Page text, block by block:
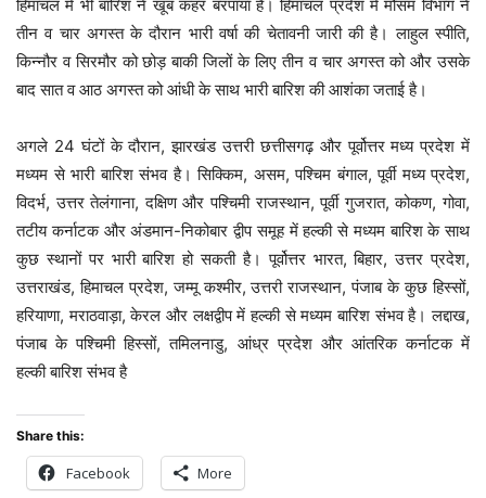
हिमाचल में भी बारिश ने खूब कहर बरपाया है। हिमाचल प्रदेश में मौसम विभाग ने
तीन व चार अगस्त के दौरान भारी वर्षा की चेतावनी जारी की है। लाहुल स्पीति,
किन्नौर व सिरमौर को छोड़ बाकी जिलों के लिए तीन व चार अगस्त को और उसके
बाद सात व आठ अगस्त को आंधी के साथ भारी बारिश की आशंका जताई है।
अगले 24 घंटों के दौरान, झारखंड उत्तरी छत्तीसगढ़ और पूर्वोत्तर मध्य प्रदेश में
मध्यम से भारी बारिश संभव है। सिक्किम, असम, पश्चिम बंगाल, पूर्वी मध्य प्रदेश,
विदर्भ, उत्तर तेलंगाना, दक्षिण और पश्चिमी राजस्थान, पूर्वी गुजरात, कोकण, गोवा,
तटीय कर्नाटक और अंडमान-निकोबार द्वीप समूह में हल्की से मध्यम बारिश के साथ
कुछ स्थानों पर भारी बारिश हो सकती है। पूर्वोत्तर भारत, बिहार, उत्तर प्रदेश,
उत्तराखंड, हिमाचल प्रदेश, जम्मू कश्मीर, उत्तरी राजस्थान, पंजाब के कुछ हिस्सों,
हरियाणा, मराठवाड़ा, केरल और लक्षद्वीप में हल्की से मध्यम बारिश संभव है। लद्दाख,
पंजाब के पश्चिमी हिस्सों, तमिलनाडु, आंध्र प्रदेश और आंतरिक कर्नाटक में
हल्की बारिश संभव है
Share this:
Facebook More